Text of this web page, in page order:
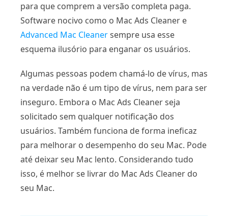
para que comprem a versão completa paga.
Software nocivo como o Mac Ads Cleaner e
Advanced Mac Cleanersempre usa esse
esquema ilusório para enganar os usuários.
Algumas pessoas podem chamá-lo de vírus, mas
na verdade não é um tipo de vírus, nem para ser
inseguro. Embora o Mac Ads Cleaner seja
solicitado sem qualquer notificação dos
usuários. Também funciona de forma ineficaz
para melhorar o desempenho do seu Mac. Pode
até deixar seu Mac lento. Considerando tudo
isso, é melhor se livrar do Mac Ads Cleaner do
seu Mac.